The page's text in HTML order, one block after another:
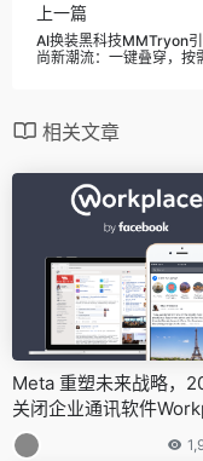
上一篇
AI换装黑科技MMTryon
尚新潮流：一键叠穿，按
相关文章
Meta 重塑未来战略，
关闭企业通讯软件